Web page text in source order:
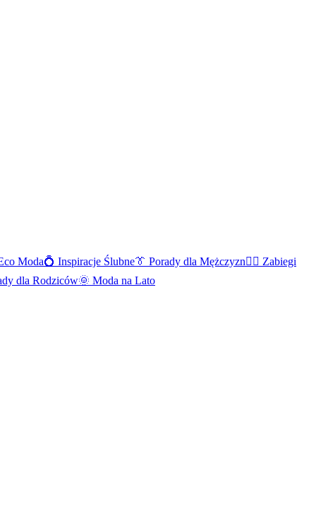
Moda💍 Inspiracje Ślubne👔 Porady dla Mężczyzn💆‍♀️ Zabiegi
dla Rodziców🌞 Moda na Lato